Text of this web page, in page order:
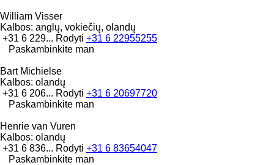
William Visser
Kalbos: anglų, vokiečių, olandų
+31 6 229... Rodyti +31 6 22955255
Paskambinkite man
Bart Michielse
Kalbos: olandų
+31 6 206... Rodyti +31 6 20697720
Paskambinkite man
Henrie van Vuren
Kalbos: olandų
+31 6 836... Rodyti +31 6 83654047
Paskambinkite man